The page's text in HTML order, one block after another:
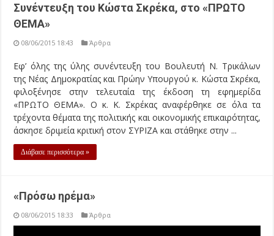
Συνέντευξη του Κώστα Σκρέκα, στο «ΠΡΩΤΟ
ΘΕΜΑ»
08/06/2015 18:43 Άρθρα
Εφ’ όλης της ύλης συνέντευξη του Βουλευτή Ν. Τρικάλων
της Νέας Δημοκρατίας και Πρώην Υπουργού κ. Κώστα Σκρέκα,
φιλοξένησε στην τελευταία της έκδοση τη εφημερίδα
«ΠΡΩΤΟ ΘΕΜΑ». Ο κ. Κ. Σκρέκας αναφέρθηκε σε όλα τα
τρέχοντα θέματα της πολιτικής και οικονομικής επικαιρότητας,
άσκησε δριμεία κριτική στον ΣΥΡΙΖΑ και στάθηκε στην ...
Διάβασε περισσότερα »
«Πρόσω ηρέμα»
08/06/2015 18:33 Άρθρα